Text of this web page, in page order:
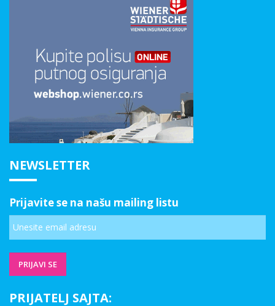
NEWSLETTER
Prijavite se na našu mailing listu
PRIJATELJ SAJTA: